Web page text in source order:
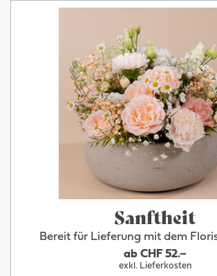
Sanftheit
Bereit für Lieferung mit dem
ab CHF 52.–
exkl. Lieferkosten